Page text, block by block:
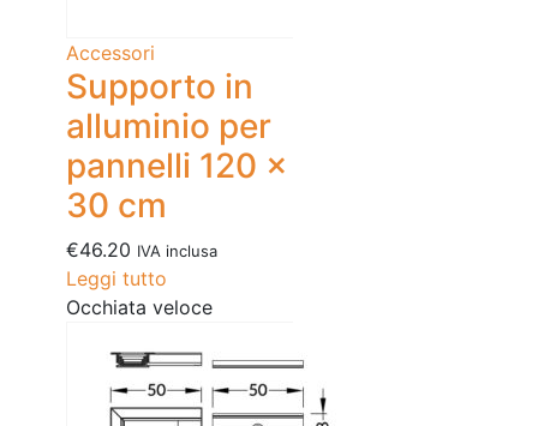
Accessori
Supporto in
alluminio per
pannelli 120 x
30 cm
€46.20 IVA inclusa
Leggi tutto
Occhiata veloce